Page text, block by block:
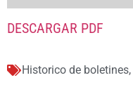
DESCARGAR PDF
Historico de boletines,